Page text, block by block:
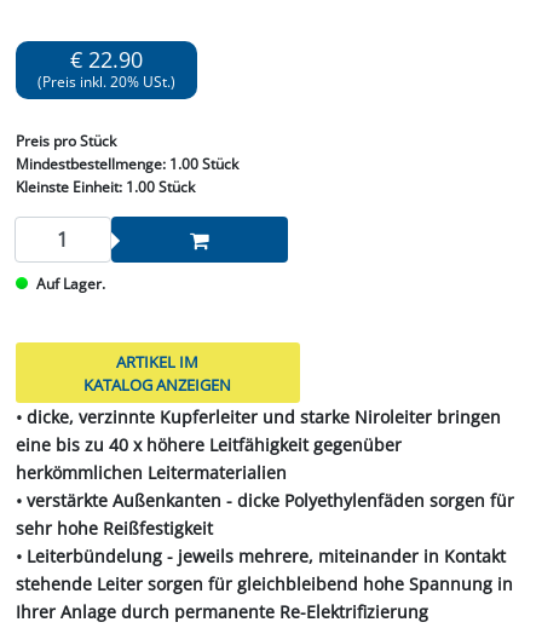
€ 22.90
(Preis inkl. 20% USt.)
Preis pro Stück
Mindestbestellmenge: 1.00 Stück
Kleinste Einheit:1.00 Stück
Auf Lager.
ARTIKEL IM
KATALOG ANZEIGEN
• dicke, verzinnte Kupferleiter und starke Niroleiter bringen
eine bis zu 40 x höhere Leitfähigkeit gegenüber
herkömmlichen Leitermaterialien
• verstärkte Außenkanten - dicke Polyethylenfäden sorgen für
sehr hohe Reißfestigkeit
• Leiterbündelung - jeweils mehrere, miteinander in Kontakt
stehende Leiter sorgen für gleichbleibend hohe Spannung in
Ihrer Anlage durch permanente Re-Elektrifizierung